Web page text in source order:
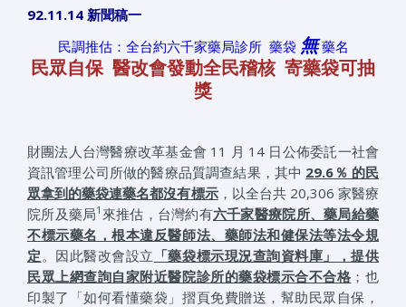
92.11.14 新聞稿一
民調推估：全台約六千家藥局診所 藥袋 無藥名
民眾自保 醫改會發動全民稽核 寄藥袋可抽
獎
財團法人台灣醫療改革基金會 11 月 14 日公佈委託一社會
資訊管理公司所做的醫療品質調查結果，其中 29.6％ 的民
眾拿到的藥袋連藥名都沒有標示，以全台共 20,306 家醫療
院所及藥局1 來推估，台灣約有六千家醫療院所、藥局給藥
不標示藥名，根本違反醫師法、藥師法和健保法等法令規
定 。因此醫改會設立 「藥袋標示現況查詢資料庫」，提供
民眾上網查詢自家附近醫院診所的藥袋標示合不合格 ；也
印製了「如何看懂藥袋」摺頁免費贈送，幫助民眾自保，